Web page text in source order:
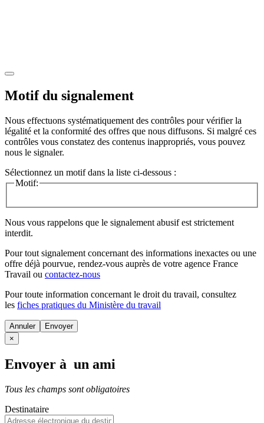
Motif du signalement
Nous effectuons systématiquement des contrôles pour vérifier la
légalité et la conformité des offres que nous diffusons. Si malgré ces
contrôles vous constatez des contenus inappropriés, vous pouvez
nous le signaler.
Sélectionnez un motif dans la liste ci-dessous :
Motif:
Nous vous rappelons que le signalement abusif est strictement
interdit.
Pour tout signalement concernant des informations inexactes ou une
offre déjà pourvue, rendez-vous auprès de votre agence France
Travail ou contactez-nous
Pour toute information concernant le droit du travail, consultez
les fiches pratiques du Ministère du travail
Annuler
×
Envoyer à un ami
Tous les champs sont obligatoires
Destinataire